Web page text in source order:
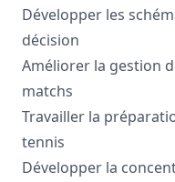
Développer les
décision
Améliorer la gestion
matchs
Travailler la
tennis
Développer la